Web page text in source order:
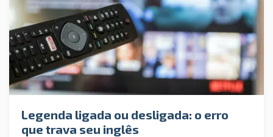
Legenda ligada ou desligada: o erro
que trava seu inglês